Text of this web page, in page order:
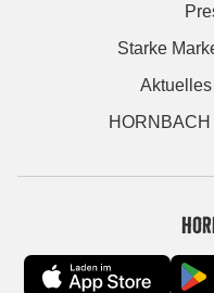
Starke